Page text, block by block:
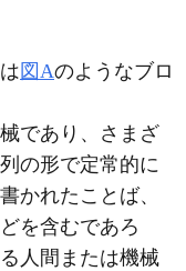
図Aのようなブロ
であり、さまざ
の形で定常的に
かれたことば、
を含むであろ
人間または機械